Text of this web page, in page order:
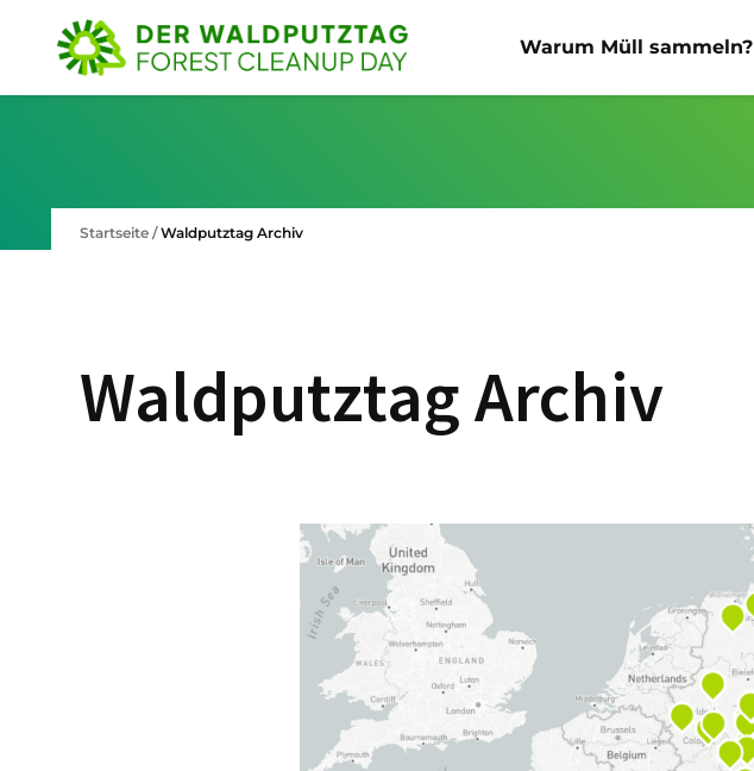
Warum Müll sammeln?
Startseite / Waldputztag Archiv
Waldputztag Archiv